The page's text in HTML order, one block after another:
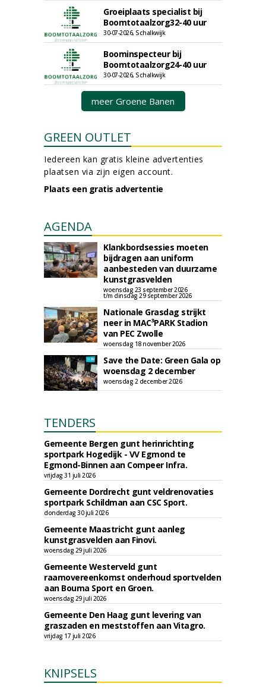
Groeiplaats specialist bij
Boomtotaalzorg32-40 uur
30-07-2026, Schalkwijk
Boominspecteur bij
Boomtotaalzorg24-40 uur
30-07-2026, Schalkwijk
meer Groene Banen
GREEN OUTLET
Iedereen kan gratis kleine advertenties
plaatsen via zijn eigen account.
Plaats een gratis advertentie
AGENDA
Klankbordsessies moeten
bijdragen aan uniform
aanbesteden van duurzame
kunstgrasvelden
woensdag 23 september 2026
t/m dinsdag 29 september 2026
Nationale Grasdag strijkt
neer in MAC³PARK Stadion
van PEC Zwolle
woensdag 18 november 2026
Save the Date: Green Gala op
woensdag 2 december
woensdag 2 december 2026
TENDERS
Gemeente Bergen gunt herinrichting
sportpark Hogedijk - VV Egmond te
Egmond-Binnen aan Compeer Infra.
vrijdag 31 juli 2026
Gemeente Dordrecht gunt veldrenovaties
sportpark Schildman aan CSC Sport.
donderdag 30 juli 2026
Gemeente Maastricht gunt aanleg
kunstgrasvelden aan Finovi.
woensdag 29 juli 2026
Gemeente Westerveld gunt
raamovereenkomst onderhoud sportvelden
aan Bouma Sport en Groen.
woensdag 29 juli 2026
Gemeente Den Haag gunt levering van
graszaden en meststoffen aan Vitagro.
vrijdag 17 juli 2026
KNIPSELS